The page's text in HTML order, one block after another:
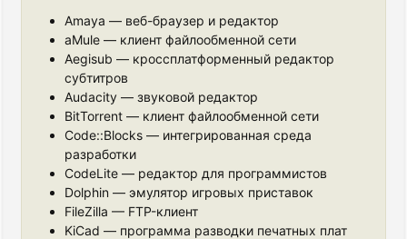
Amaya — веб-браузер и редактор
aMule — клиент файлообменной сети
Aegisub — кроссплатформенный редактор
субтитров
Audacity — звуковой редактор
BitTorrent — клиент файлообменной сети
Code::Blocks — интегрированная среда
разработки
CodeLite — редактор для программистов
Dolphin — эмулятор игровых приставок
FileZilla — FTP-клиент
KiCad — программа разводки печатных плат